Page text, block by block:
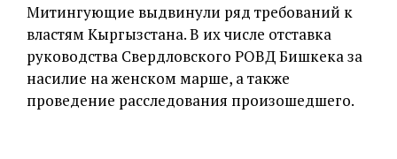
Митингующие выдвинули ряд требований к
властям Кыргызстана. В их числе отставка
руководства Свердловского РОВД Бишкека за
насилие на женском марше, а также
проведение расследования произошедшего.